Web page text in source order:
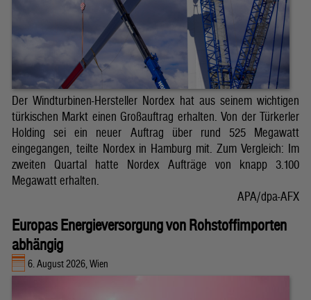
Der Windturbinen-Hersteller Nordex hat aus seinem wichtigen
türkischen Markt einen Großauftrag erhalten. Von der Türkerler
Holding sei ein neuer Auftrag über rund 525 Megawatt
eingegangen, teilte Nordex in Hamburg mit. Zum Vergleich: Im
zweiten Quartal hatte Nordex Aufträge von knapp 3.100
Megawatt erhalten.
APA/dpa-AFX
Europas Energieversorgung von Rohstoffimporten
abhängig
6. August 2026, Wien